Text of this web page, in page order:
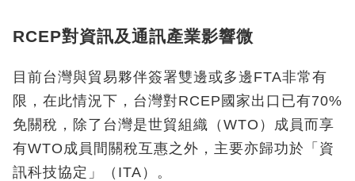
RCEP對資訊及通訊產業影響微
目前台灣與貿易夥伴簽署雙邊或多邊FTA非常有
限，在此情況下，台灣對RCEP國家出口已有70%
免關稅，除了台灣是世貿組織（WTO）成員而享
有WTO成員間關稅互惠之外，主要亦歸功於「資
訊科技協定」（ITA）。